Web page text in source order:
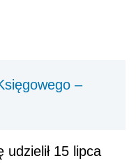
–
udzielił 15 lipca